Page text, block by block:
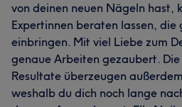
von deinen neuen Nägeln hast,
Expertinnen beraten lassen, die
einbringen. Mit viel Liebe zum
genaue Arbeiten gezaubert.
Resultate überzeugen
weshalb du dich noch lange